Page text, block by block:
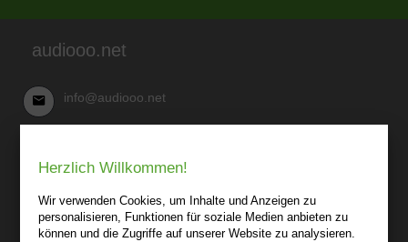
audiooo.net
info@audiooo.net
03 41-25 69 27 20
audiooo.net
Lindenthaler Straße 15
04155 Leipzig
Herzlich Willkommen!
Wir verwenden Cookies, um Inhalte und Anzeigen zu
personalisieren, Funktionen für soziale Medien anbieten zu
können und die Zugriffe auf unserer Website zu analysieren.